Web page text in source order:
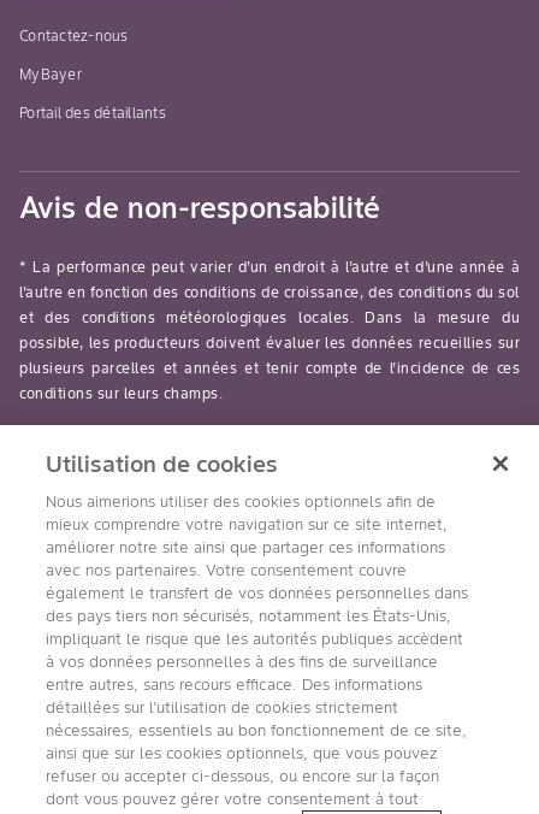
Contactez-nous
MyBayer
Portail des détaillants
Avis de non-responsabilité
* La performance peut varier d’un endroit à l’autre et d’une année à
l’autre en fonction des conditions de croissance, des conditions du sol
et des conditions météorologiques locales. Dans la mesure du
possible, les producteurs doivent évaluer les données recueillies sur
plusieurs parcelles et années et tenir compte de l’incidence de ces
conditions sur leurs champs.
Suivez nous
Accessibilité
Conditions d’utilisation de Bayer
Utilisation de cookies
Nous aimerions utiliser des cookies optionnels afin de
mieux comprendre votre navigation sur ce site internet,
améliorer notre site ainsi que partager ces informations
avec nos partenaires. Votre consentement couvre
également le transfert de vos données personnelles dans
des pays tiers non sécurisés, notamment les États-Unis,
impliquant le risque que les autorités publiques accèdent
à vos données personnelles à des fins de surveillance
entre autres, sans recours efficace. Des informations
détaillées sur l’utilisation de cookies strictement
nécessaires, essentiels au bon fonctionnement de ce site,
ainsi que sur les cookies optionnels, que vous pouvez
refuser ou accepter ci-dessous, ou encore sur la façon
dont vous pouvez gérer votre consentement à tout